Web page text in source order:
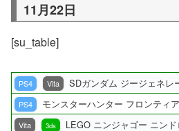
11月22日
[su_table]
PS4 Vita SDガンダム ジージェネレ
PS4 モンスターハンター フロンティ
Vita 3ds LEGO ニンジャゴー ニン